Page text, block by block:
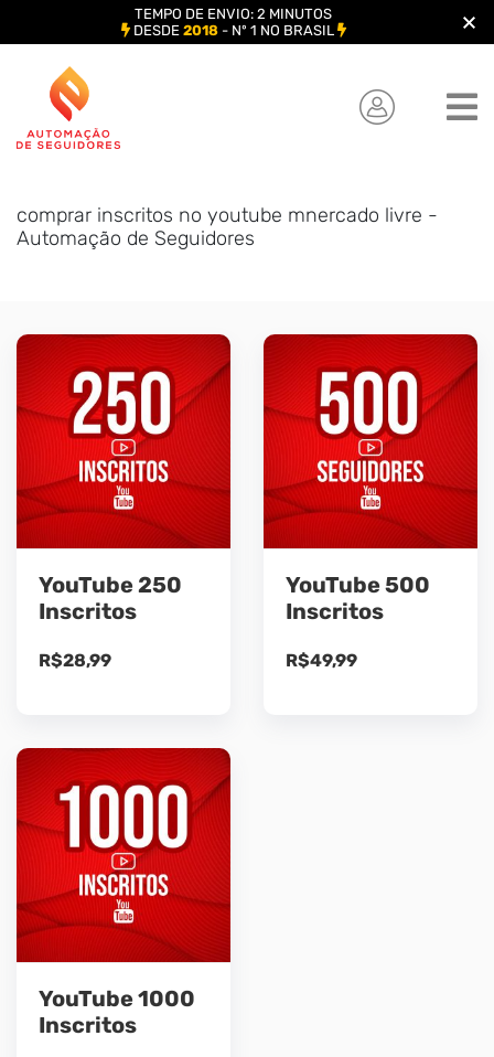
content
comprar inscritos no youtube mnercado livre -
Automação de Seguidores
YouTube 250
Inscritos
R$28,99
YouTube 500
Inscritos
R$49,99
YouTube 1000
Inscritos
TEMPO DE ENVIO: 2 MINUTOS
DESDE 2018- Nº 1 NO BRASIL